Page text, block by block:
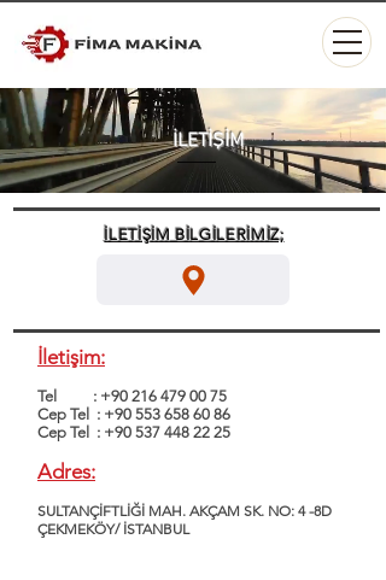
İLETİŞİM
İLETİŞİM BİLGİLERİMİZ;
İletişim:
Tel : +90 216 479 00 75
Cep Tel : +90 553 658 60 86
Cep Tel : +90 537 448 22 25
Adres:
SULTANÇİFTLİĞİ MAH. AKÇAM SK. NO: 4 -8D
ÇEKMEKÖY/ İSTANBUL